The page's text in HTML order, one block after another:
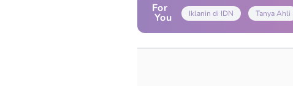
For
You Iklanin di IDN Tanya Ahli